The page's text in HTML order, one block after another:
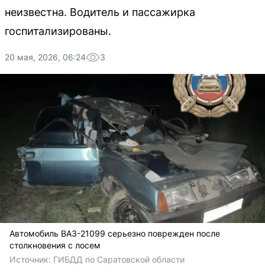
неизвестна. Водитель и пассажирка
госпитализированы.
20 мая, 2026, 06:24 3
Автомобиль ВАЗ-21099 серьезно поврежден после
столкновения с лосем
Источник: ГИБДД по Саратовской области